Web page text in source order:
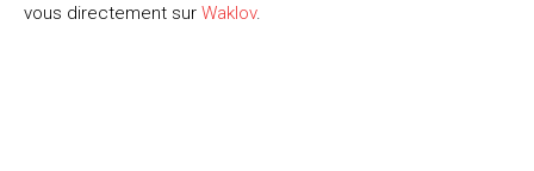
vous directement sur Waklov.